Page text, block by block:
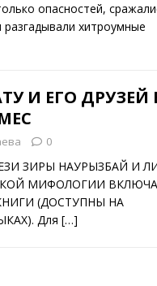
опасностей,
хитроумные
И ЕГО ДРУЗЕЙ
0
ЗИРЫ НАУРЫЗБАЙ И
МИФОЛОГИИ
(ДОСТУПНЫ НА
Для […]